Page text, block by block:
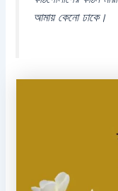
আমায় কেনো ঢাকে।